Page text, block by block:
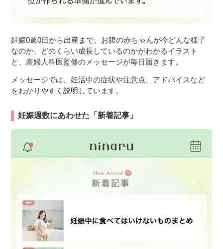
妊娠0週0日から出産まで、お腹の赤ちゃんが今どんな様子
なのか、どのくらい成長しているのかがわかるイラスト
と、産婦人科医監修のメッセージが毎日届きます。
メッセージでは、妊活中の症状や注意点、アドバイスなど
をわかりやすく説明しています。
妊娠週数にあわせた「新着記事」